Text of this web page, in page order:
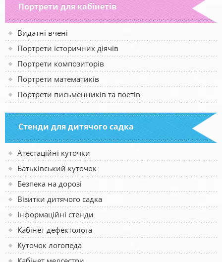
Портрети для кабінетів
Видатні вчені
Портрети історичних діячів
Портрети композиторів
Портрети математиків
Портрети письменників та поетів
Стенди для дитячого садка
Атестаційні куточки
Батьківський куточок
Безпека на дорозі
Візитки дитячого садка
Інформаційні стенди
Кабінет дефектолога
Куточок логопеда